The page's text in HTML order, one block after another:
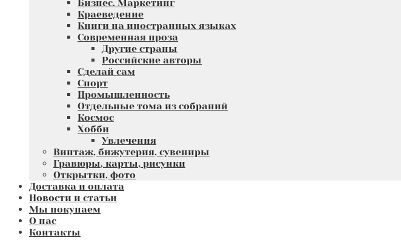
Бизнес. Маркетинг
Краеведение
Книги на иностранных языках
Современная проза
Другие страны
Российские авторы
Сделай сам
Спорт
Промышленность
Отдельные тома из собраний
Космос
Хобби
Увлечения
Винтаж, бижутерия, сувениры
Гравюры, карты, рисунки
Открытки, фото
Доставка и оплата
Новости и статьи
Мы покупаем
О нас
Контакты